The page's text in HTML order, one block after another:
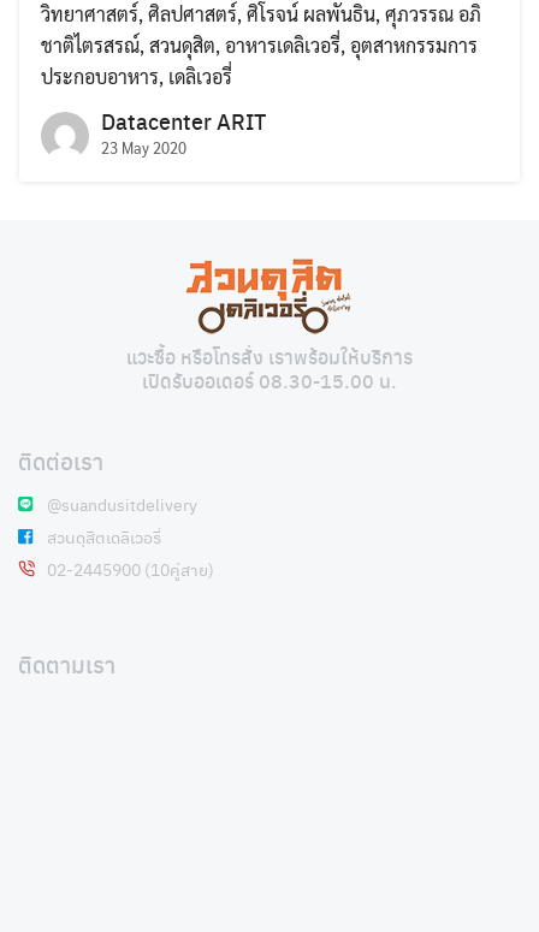
วิทยาศาสตร์, ศิลปศาสตร์, ศิโรจน์ ผลพันธิน, ศุภวรรณ อภิ
ชาติไตรสรณ์, สวนดุสิต, อาหารเดลิเวอรี่, อุตสาหกรรมการ
ประกอบอาหาร, เดลิเวอรี่
Datacenter ARIT
23 May 2020
แวะซื้อ หรือโทรสั่ง เราพร้อมให้บริการ
เปิดรับออเดอร์ 08.30-15.00 น.
ติดต่อเรา
@suandusitdelivery
สวนดุสิตเดลิเวอรี่
02-2445900 (10คู่สาย)
ติดตามเรา